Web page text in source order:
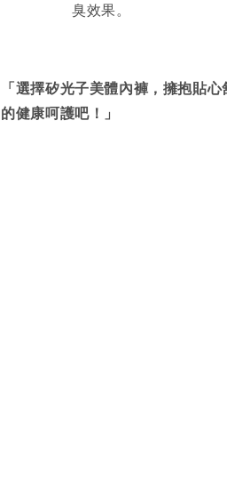
臭效果。
「選擇矽光子美體內褲，擁抱貼
的健康呵護吧！」